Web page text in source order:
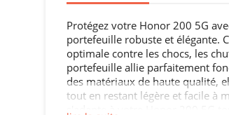
Protégez votre Honor 200 5G
portefeuille robuste et élégante.
optimale contre les chocs, les
portefeuille allie parfaitement
des matériaux de haute qualité,
tout en restant légère et facile à